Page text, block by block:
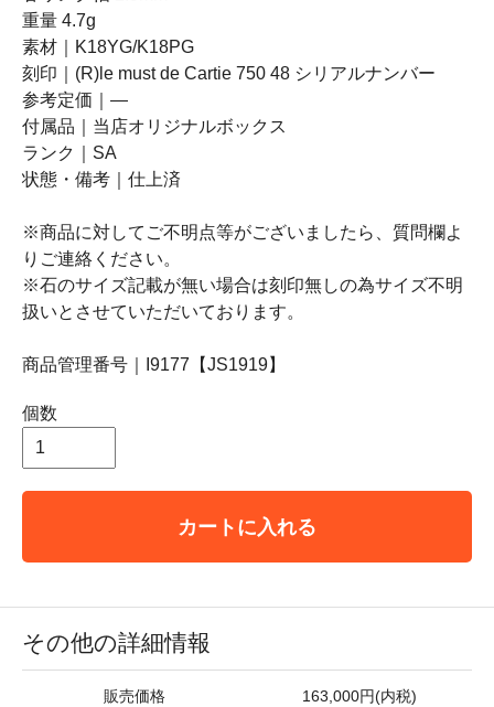
重量 4.7g
素材｜K18YG/K18PG
刻印｜(R)le must de Cartie 750 48 シリアルナンバー
参考定価｜―
付属品｜当店オリジナルボックス
ランク｜SA
状態・備考｜仕上済
※商品に対してご不明点等がございましたら、質問欄よ
りご連絡ください。
※石のサイズ記載が無い場合は刻印無しの為サイズ不明
扱いとさせていただいております。
商品管理番号｜I9177【JS1919】
個数
カートに入れる
その他の詳細情報
販売価格 163,000円(内税)